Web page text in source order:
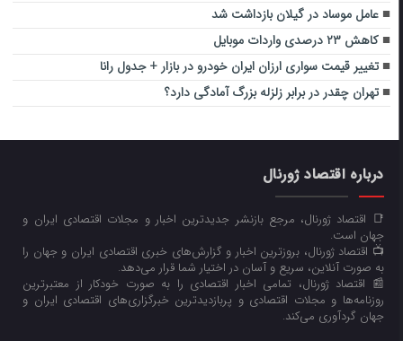
عامل موساد در گیلان بازداشت شد
کاهش ۲۳ درصدی واردات موبایل
تغییر قیمت سواری ارزان ایران خودرو در بازار + جدول رانا
تهران چقدر در برابر زلزله بزرگ آمادگی دارد؟
درباره اقتصاد ژورنال
📑 اقتصاد ژورنال، مرجع بازنشر جدیدترین اخبار و مجلات اقتصادی ایران و
جهان است.
📺 اقتصاد ژورنال، بروزترین اخبار و گزارش‌های خبری اقتصادی ایران و جهان را
به صورت آنلاین، سریع و آسان در اختیار شما قرار می‌‌دهد.
📰 اقتصاد ژورنال، تمامی اخبار اقتصادی را به صورت خودکار از معتبرترین
روزنامه‌ها و مجلات اقتصادی و پربازدیدترین خبرگزاری‌های اقتصادی ایران و
جهان گردآوری می‌کند.